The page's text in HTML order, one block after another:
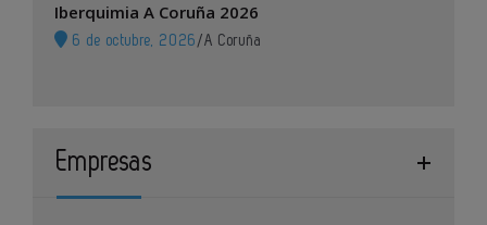
Iberquimia A Coruña 2026
6 de octubre, 2026 /A Coruña
Empresas